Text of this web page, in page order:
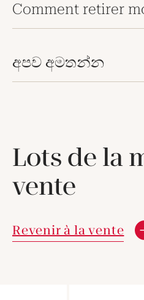
Comment retirer
අපව අමතන්න
Lots de la
vente
Revenir à la vente